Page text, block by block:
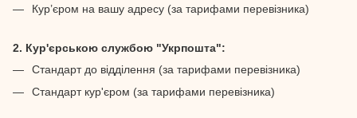
Кур’єром на вашу адресу (за тарифами перевізника)
2. Кур'єрською службою "Укрпошта":
Стандарт до відділення (за тарифами перевізника)
Стандарт кур'єром (за тарифами перевізника)